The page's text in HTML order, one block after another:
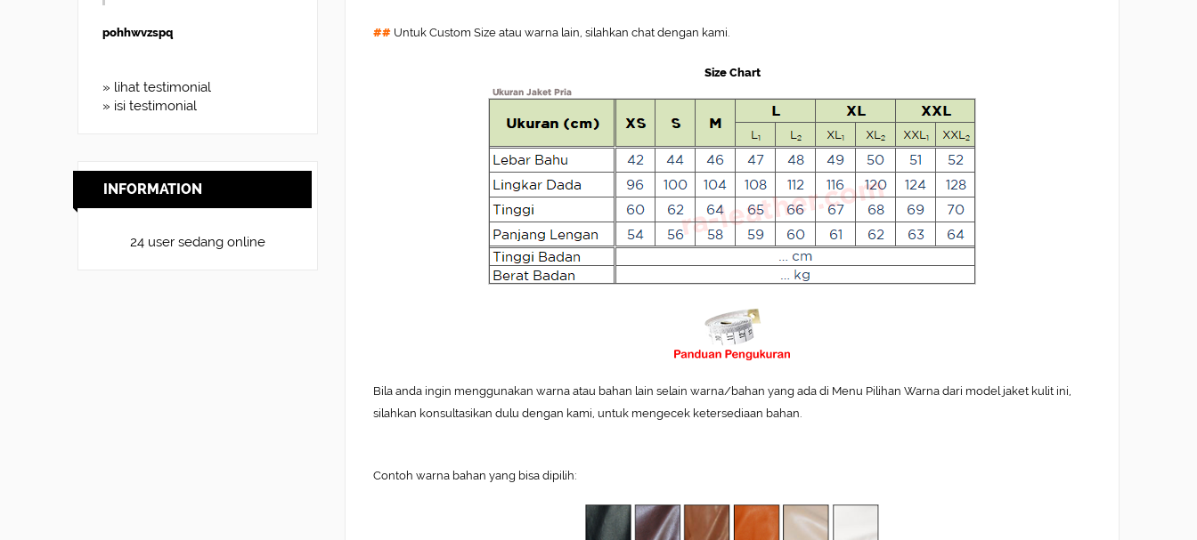
pohhwvzspq
» lihat testimonial
» isi testimonial
INFORMATION
24 user sedang online
## Untuk Custom Size atau warna lain, silahkan chat dengan kami.
Size Chart
Bila anda ingin menggunakan warna atau bahan lain selain warna/bahan yang ada di Menu Pilihan Warna dari model jaket kulit ini,
silahkan konsultasikan dulu dengan kami, untuk mengecek ketersediaan bahan.
Contoh warna bahan yang bisa dipilih: